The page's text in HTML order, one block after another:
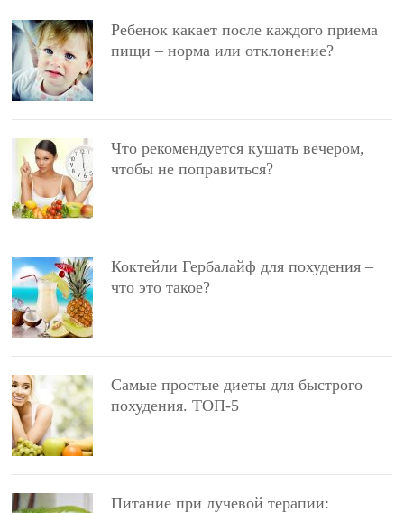
Ребенок какает после каждого приема
пищи – норма или отклонение?
Что рекомендуется кушать вечером,
чтобы не поправиться?
Коктейли Гербалайф для похудения –
что это такое?
Самые простые диеты для быстрого
похудения. ТОП-5
Питание при лучевой терапии: